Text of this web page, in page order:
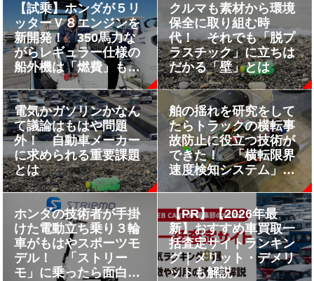
【試乗】ホンダが５リ
ッターＶ８エンジンを
新開発！ 350馬力な
がらレギュラー仕様の
船外機は「燃費」も
「静かさ」も「さすが
ホンダ」だった!!
クルマも素材から環境
保全に取り組む時
代！ それでも「脱プ
ラスチック」に立ちは
だかる「壁」とは
電気かガソリンかなん
て議論はもはや問題
外！ 自動車メーカー
に求められる重要課題
とは
舶の揺れを研究をして
たらトラックの横転事
故防止に役立つ技術が
できた！ 「横転限界
速度検知システム」と
は？
ホンダの技術者が手掛
けた電動立ち乗り３輪
車がもはやスポーツモ
デル！ 「ストリー
モ」に乗ったら面白す
【PR】【2026年最
新】おすすめ車買取一
括査定サイトランキン
グ｜メリット・デメリ
ットも解説